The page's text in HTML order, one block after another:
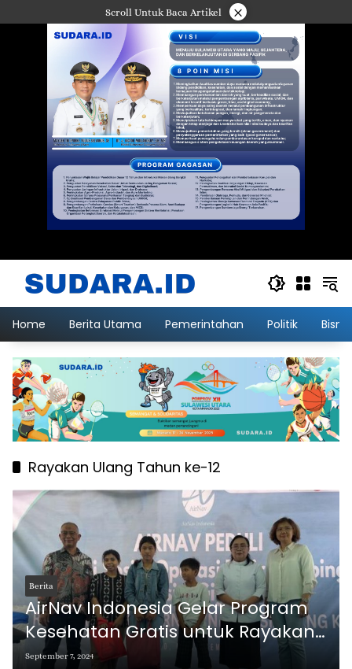
ke
Scroll Untuk Baca Artikel ×
Home Berita Utama Pemerintahan Politik
Rayakan Ulang Tahun ke-12
Berita
AirNav Indonesia Gelar Program
Kesehatan Gratis untuk Rayakan
Ulang Tahun ke-12
September 7, 2024